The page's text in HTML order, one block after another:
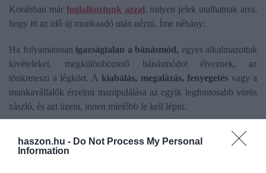
haszon.hu - Do Not Process My Personal
Information
Korábban már foglalkoztunk azzal, milyen jelek utalhatnak arra,
hogy itt az idő új munkaadó után nézni. Íme néhány:
Ha folyamatosan igazságtalan a bánásmód, egyes alkalmazottak
kivételeket, megkülönböztető bánásmódot élveznek, az
tönkreteszi a légkört. A kiabálás, megalázás, fenyegetés vagy a
munkavállalók érzelmi manipulálása az egyik legfontosabb vörös
zászló, és azt üzeni, innen mielőbb le kell lépni.
de tele vagy ambícióval,
ötlettel, szeretnél többet keresni, jobb körülmények között